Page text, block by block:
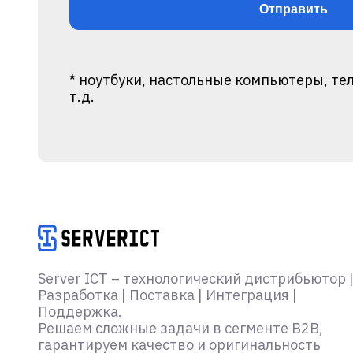
* ноутбуки, настольные компьютеры,
т.д.
Server ICT – технологический дистрибьютор |
Разработка | Поставка | Интеграция |
Поддержка.
Решаем сложные задачи в сегменте B2B,
гарантируем качество и оригинальность